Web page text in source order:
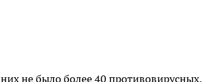
не было более 40 противовирусных,